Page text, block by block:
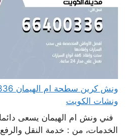
ونشات الكويت
فني ونش ام الهيمان يسعى
الخدمات، من : خدمة النقل